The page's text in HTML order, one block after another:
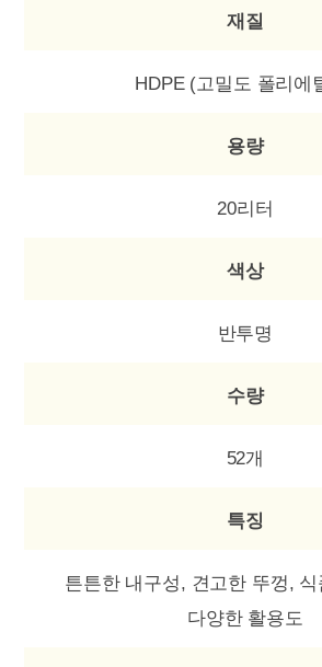
재질
HDPE (고밀도 폴리에
용량
20리터
색상
반투명
수량
52개
특징
튼튼한 내구성, 견고한 뚜껑,
다양한 활용도